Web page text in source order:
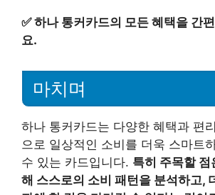
✅하나 통커카드의 모든 혜택을 간
요.
마치며
하나 통커카드는 다양한 혜택과 편
으로 일상적인 소비를 더욱 스마트
수 있는 카드입니다. 특히 주목할 점
해 스스로의 소비 패턴을 분석하고,